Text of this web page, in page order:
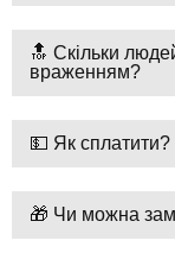
🔝 Скільки
враженням?
💵 Як сплатити?
🎁 Чи можна